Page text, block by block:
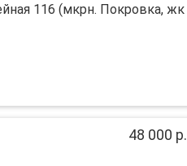
116 (мкрн. Покровка, жк
48 000 р.